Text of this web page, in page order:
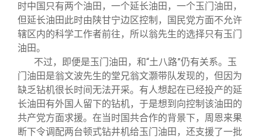
时中国只有两个油田，一个延长油田，一个玉门油田，
但延长油田此时由陕甘宁边区控制，国民党方面不允许
辖区内的科学工作者前往，所以翁先生的选择只有玉门
油田。
不过，即便是玉门油田，和“土八路”仍有关系。玉
门油田是翁文波先生的堂兄翁文灏带队发现的，但因为
缺乏钻机很长时间无法开采。有人想起在已经投产的延
长油田有外国人留下的钻机，于是想到向控制该油田的
共产党方面求援。在当时国共合作的背景下，周恩来果
断下令调配两台顿式钻井机给玉门油田，还支援了一批